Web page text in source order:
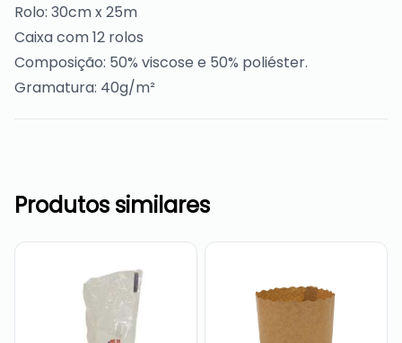
Rolo: 30cm x 25m
Caixa com 12 rolos
Composição: 50% viscose e 50% poliéster.
Gramatura: 40g/m²
Produtos similares